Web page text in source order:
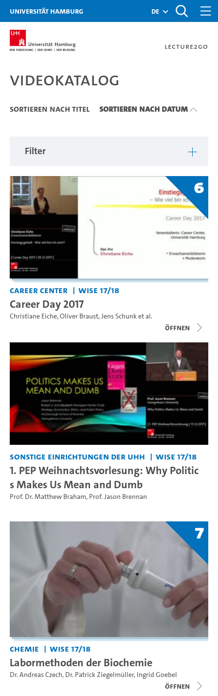
Zu den Filtern
Zur Metanavigation
Zur Hauptnavigation
Zur Suche
Zum Inhalt
Zum Seitenfuss
Universität Hamburg de
Lecture2Go
Videokatalog
Videokatalog
Sortieren nach Titel Sortieren nach Datum
Filter
6
Career Center WiSe 17/18
Career Day 2017
Christiane Eiche,Oliver Braust,Jens Schunket al.
Öffnen
Sonstige Einrichtungen der UHH WiSe 17/18
1. PEP Weihnachtsvorlesung: Why Politic
s Makes Us Mean and Dumb
Prof. Dr. Matthew Braham, Prof. Jason Brennan
7
Chemie WiSe 17/18
Labormethoden der Biochemie
Dr. Andreas Czech, Dr. Patrick Ziegelmüller, Ingrid Goebel
Öffnen